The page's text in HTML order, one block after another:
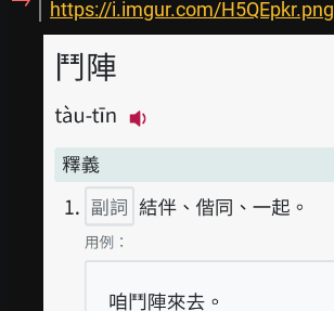
https://i.imgur.com/H5QEpkr.png